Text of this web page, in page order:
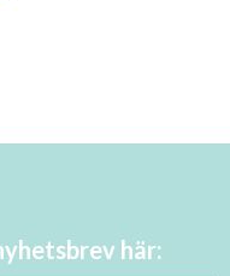
här: